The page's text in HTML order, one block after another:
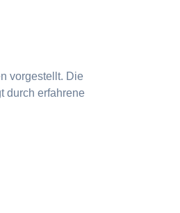
vorgestellt. Die
durch erfahrene